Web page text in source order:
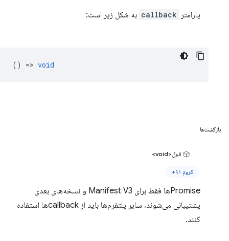
پارامتر callback به شکل زیر است:
() => void
بازگشت‌ها
قول<void>
کروم ۹۱+
Promiseها فقط برای Manifest V3 و نسخه‌های بعدی
پشتیبانی می‌شوند، سایر پلتفرم‌ها باید از callbackها استفاده
کنند.